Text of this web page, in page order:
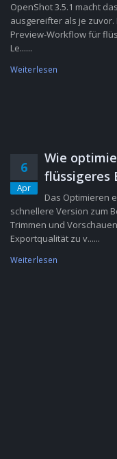
OpenShot 3.5.1 macht
ausgereifter als je
Preview-Workflow für
Le......
Weiterlesen
6
Apr
Wie
flüssigeres
Das Optimieren
schnellere Version zum
Trimmen und
Exportqualität zu v......
Weiterlesen